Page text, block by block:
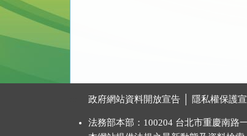
政府網站資料開放宣告 隱私權保護
法務部本部：100204 台北市重慶南